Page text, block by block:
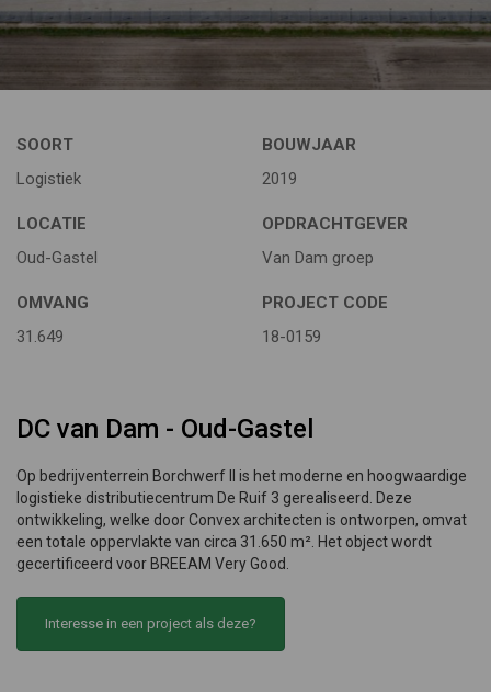
SOORT
Logistiek
BOUWJAAR
2019
LOCATIE
Oud-Gastel
OPDRACHTGEVER
Van Dam groep
OMVANG
31.649
PROJECT CODE
18-0159
DC van Dam - Oud-Gastel
Op bedrijventerrein Borchwerf II is het moderne en hoogwaardige
logistieke distributiecentrum De Ruif 3 gerealiseerd. Deze
ontwikkeling, welke door Convex architecten is ontworpen, omvat
een totale oppervlakte van circa 31.650 m². Het object wordt
gecertificeerd voor BREEAM Very Good.
Interesse in een project als deze?